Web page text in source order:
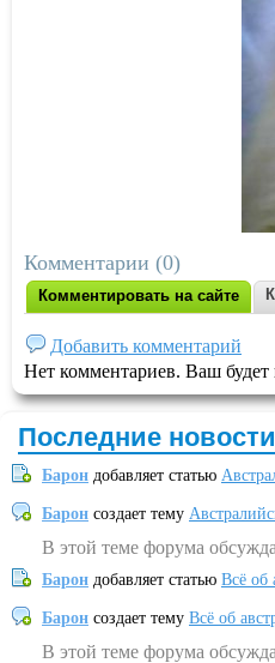
Комментарии (0)
Комментировать на сайте
Добавить комментарий
Нет комментариев. Ваш
Последние
Барон добавляет статью
Барон создает тему
В этой теме форума
Барон добавляет статью Всё об
Барон создает тему Всё об
В этой теме форума